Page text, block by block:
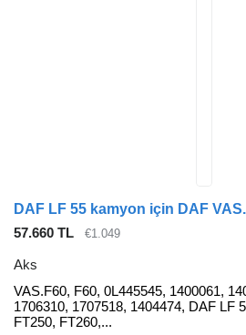
DAF LF 55 kamyon için DAF
57.660 TL
€1.049
Aks
VAS.F60, F60, 0L445545, 1400061,
1706310, 1707518, 1404474, DAF LF
FT250, FT260,...